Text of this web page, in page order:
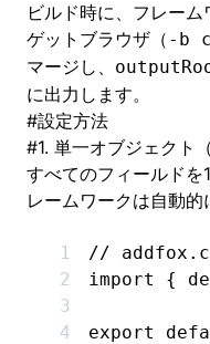
ビルド時に、フレー
ゲットブラウザ（ -b
マージし、
に出力します。
#設定方法
#1. 単一オブジェクト
すべてのフィールドを
レームワークは自動的
//
import
{
export